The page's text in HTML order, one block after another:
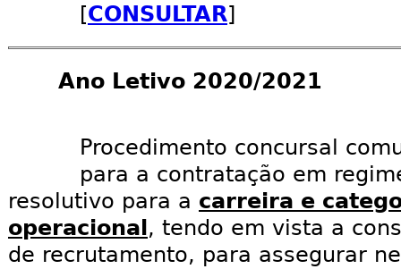
[CONSULTAR]
Ano Letivo 2020/2021
Procedimento concursal
para a contratação em
resolutivo para a carreira e
operacional, tendo em vista a
de recrutamento, para assegurar